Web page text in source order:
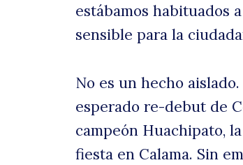
estábamos habituados
sensible para la
No es un hecho
esperado re-debut de
campeón Huachipato,
fiesta en Calama. Sin